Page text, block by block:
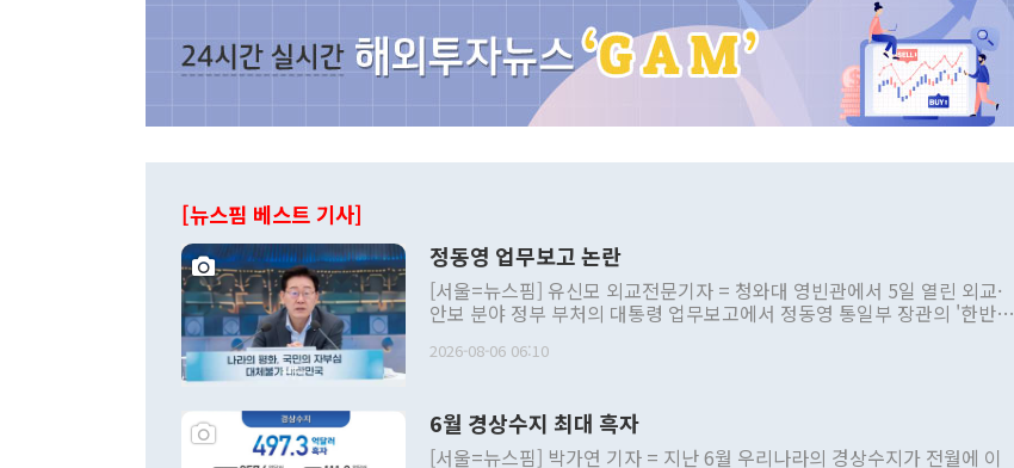
[뉴스핌 베스트 기사]
정동영 업무보고 논란
[서울=뉴스핌] 유신모 외교전문기자 = 청와대 영빈관에서 5일 열린 외교·
안보 분야 정부 부처의 대통령 업무보고에서 정동영 통일부 장관의 '한반도
발언 중에는 정부 내 조율을 거치지 않은 사안을 정책으로 추진하겠다고 공
주의적 희망에 근거한 비현실적 구상'이라는 비판을 내놨다. 그동안 정 장
관의 대북 정책 관련 발언이 물의를 빚은 적은 여러 번 있지만 대통령과 유
2026-08-06 06:10
6월 경상수지 최대 흑자
[서울=뉴스핌] 박가연 기자 = 지난 6월 우리나라의 경상수지가 전월에 이